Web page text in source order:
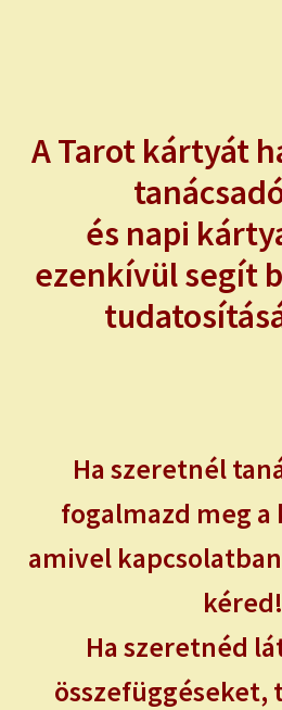
HÚZZ EGY KULCS-KÉRDÉS
SZÓ-KÉP KÁRTYÁK
ÖNISMERETI JÁTÉK
NAPI TAROT
NAPI ASZTROLÓGIA
KÉRJ EGY MEGERŐSÍTÉST!
A Tarot kártyát
és napi
ezenkívül segít
Ha szeretnél
fogalmazd meg
amivel
kéred!
Ha szeretnéd
összefüggéseket,